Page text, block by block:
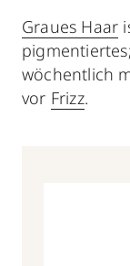
Graues Haar
wöchentlich
vor Frizz.